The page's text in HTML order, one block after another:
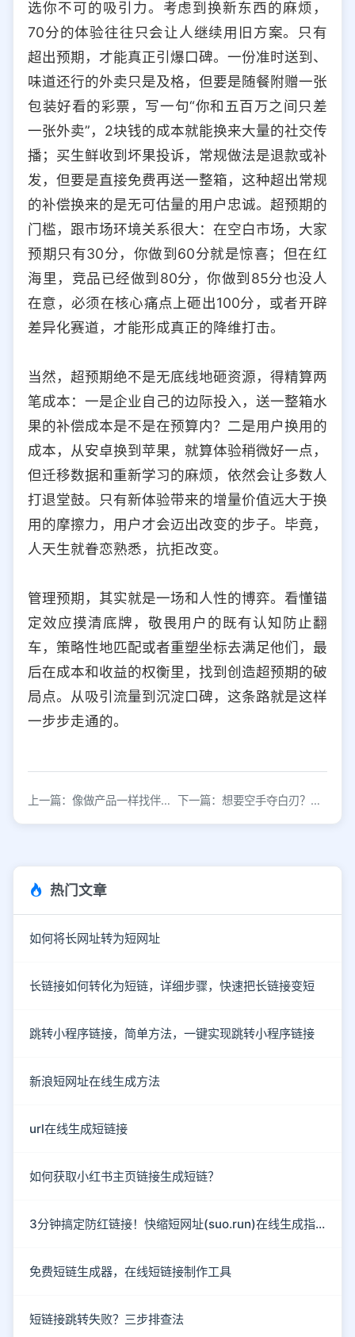
选你不可的吸引力。考虑到换新东西的麻烦，
70分的体验往往只会让人继续用旧方案。只有
超出预期，才能真正引爆口碑。一份准时送到、
味道还行的外卖只是及格，但要是随餐附赠一张
包装好看的彩票，写一句“你和五百万之间只差
一张外卖”，2块钱的成本就能换来大量的社交传
播；买生鲜收到坏果投诉，常规做法是退款或补
发，但要是直接免费再送一整箱，这种超出常规
的补偿换来的是无可估量的用户忠诚。超预期的
门槛，跟市场环境关系很大：在空白市场，大家
预期只有30分，你做到60分就是惊喜；但在红
海里，竞品已经做到80分，你做到85分也没人
在意，必须在核心痛点上砸出100分，或者开辟
差异化赛道，才能形成真正的降维打击。
当然，超预期绝不是无底线地砸资源，得精算两
笔成本：一是企业自己的边际投入，送一整箱水
果的补偿成本是不是在预算内？二是用户换用的
成本，从安卓换到苹果，就算体验稍微好一点，
但迁移数据和重新学习的麻烦，依然会让多数人
打退堂鼓。只有新体验带来的增量价值远大于换
用的摩擦力，用户才会迈出改变的步子。毕竟，
人天生就眷恋熟悉，抗拒改变。
管理预期，其实就是一场和人性的博弈。看懂锚
定效应摸清底牌，敬畏用户的既有认知防止翻
车，策略性地匹配或者重塑坐标去满足他们，最
后在成本和收益的权衡里，找到创造超预期的破
局点。从吸引流量到沉淀口碑，这条路就是这样
一步步走通的。
上一篇：像做产品一样找伴侣：用运营思维帮你找到优质对象 下一篇：想要空手夺白刃？看一下用户裂变的四板斧！
热门文章
如何将长网址转为短网址
长链接如何转化为短链，详细步骤，快速把长链接变短
跳转小程序链接，简单方法，一键实现跳转小程序链接
新浪短网址在线生成方法
url在线生成短链接
如何获取小红书主页链接生成短链？
3分钟搞定防红链接！快缩短网址(suo.run)在线生成指南
免费短链生成器，在线短链接制作工具
短链接跳转失败？三步排查法